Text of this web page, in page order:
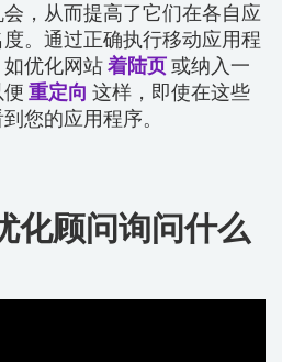
，从而提高了它们在各自应
。通过正确执行移动应用程
优化网站着陆页或纳入一
重定向 这样，即使在这些
您的应用程序。
化顾问询问什么